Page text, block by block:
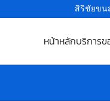
สิริชัยขน
หน้าหลักบริการข